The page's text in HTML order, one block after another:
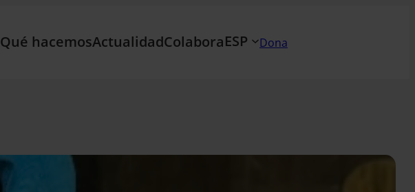
Qué hacemosActualidadColaboraESP Dona